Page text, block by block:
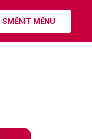
SMĚNIT MĚNU